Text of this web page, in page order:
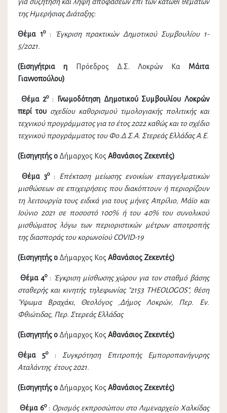
για συζήτηση και λήψη αποφάσεων επί των κάτωθι θεμάτων
της Ημερήσιας Διάταξης:
Θέμα 1ο:
Έγκριση πρακτικών Δημοτικού Συμβουλίου 1-
5/2021.
(Εισηγήτρια η Πρόεδρος Δ.Σ. Λοκρών Κα Μάιτα
Γιαννοπούλου)
Θέμα 2ο:
Γνωμοδότηση Δημοτικού Συμβουλίου Λοκρών
περί του σχεδίου καθορισμού τιμολογιακής πολιτικής και
τεχνικού προγράμματος για το έτος 2022 καθώς και το σχέδιο
τεχνικού προγράμματος του Φο.Δ.Σ.Α. Στερεάς Ελλάδας Α.Ε.
(Εισηγητής ο Δήμαρχος Κος Αθανάσιος Ζεκεντές)
Θέμα 3ο: Επέκταση μείωσης ενοικίων επαγγελματικών
μισθώσεων σε επιχειρήσεις που διακόπτουν ή περιορίζουν
τη λειτουργία τους ειδικά για τους μήνες Απρίλιο, Μάϊο και
Ιούνιο 2021 σε ποσοστό 100% ή του 40% του συνολικού
μισθώματος λόγω των περιοριστικών μέτρων αποτροπής
της διασποράς του κορωνοϊού COVID-19
(Εισηγητής ο Δήμαρχος Κος Αθανάσιος Ζεκεντές)
Θέμα 4ο: Έγκριση μίσθωσης χώρου για τον σταθμό βάσης
σταθερής και κινητής τηλεφωνίας "2153 THEOLOGOS", θέση
Ύψωμα Βραχάκι, Θεολόγος ,Δήμος Λοκρών, Περ. Εν.
Φθιώτιδας, Περ. Στερεάς Ελλάδας
(Εισηγητής ο Δήμαρχος Κος Αθανάσιος Ζεκεντές)
Θέμα 5ο:Συγκρότηση Επιτροπής Εμποροπανήγυρης
Αταλάντης έτους 2021.
(Εισηγητής ο Δήμαρχος Κος Αθανάσιος Ζεκεντές)
Θέμα 6ο: Ορισμός εκπροσώπου στο Λιμεναρχείο Χαλκίδας